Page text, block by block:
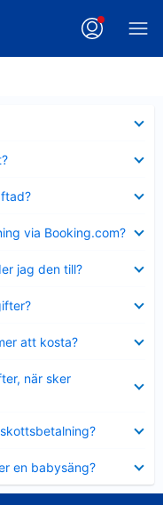
via Booking.com?
jag den till?
att kosta?
när sker
en babysäng?